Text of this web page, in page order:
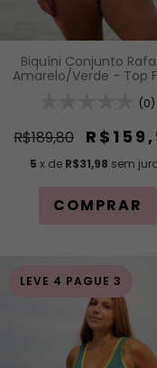
Biquíni Conjunto
Amarelo/Verde - Top
Regulagem e
Regulagem
(0)
R$189,80
5 x de R$31,98 sem
COMPRAR
LEVE 4 PAGUE 3